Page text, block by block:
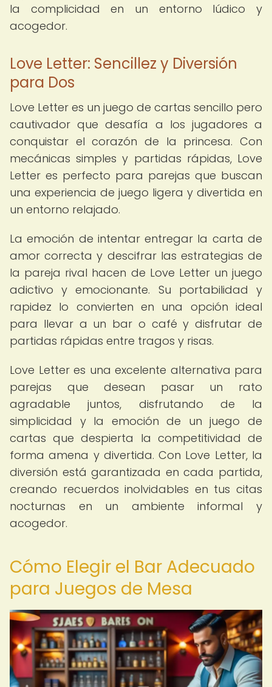
la complicidad en un entorno lúdico y
acogedor.
Love Letter: Sencillez y Diversión
para Dos
Love Letter es un juego de cartas sencillo pero
cautivador que desafía a los jugadores a
conquistar el corazón de la princesa. Con
mecánicas simples y partidas rápidas, Love
Letter es perfecto para parejas que buscan
una experiencia de juego ligera y divertida en
un entorno relajado.
La emoción de intentar entregar la carta de
amor correcta y descifrar las estrategias de
la pareja rival hacen de Love Letter un juego
adictivo y emocionante. Su portabilidad y
rapidez lo convierten en una opción ideal
para llevar a un bar o café y disfrutar de
partidas rápidas entre tragos y risas.
Love Letter es una excelente alternativa para
parejas que desean pasar un rato
agradable juntos, disfrutando de la
simplicidad y la emoción de un juego de
cartas que despierta la competitividad de
forma amena y divertida. Con Love Letter, la
diversión está garantizada en cada partida,
creando recuerdos inolvidables en tus citas
nocturnas en un ambiente informal y
acogedor.
Cómo Elegir el Bar Adecuado
para Juegos de Mesa